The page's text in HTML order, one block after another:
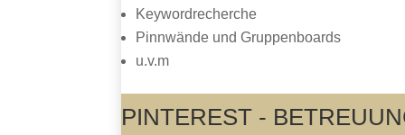
Keywordrecherche
Pinnwände und Gruppenboards
u.v.m
PINTEREST -